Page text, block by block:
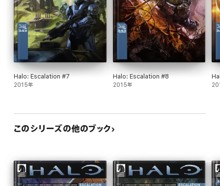
Halo: Escalation #7
2015年
Halo: Escalation #8
2015年
このシリーズの他のブック